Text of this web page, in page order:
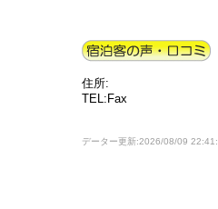
住所:
TEL:Fax
データー更新:2026/08/09